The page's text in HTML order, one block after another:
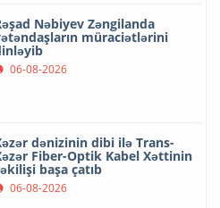
Nəbiyev Zəngilanda
müraciətlərini
06-08-2026
dənizinin dibi ilə Trans-
Fiber-Optik Kabel Xəttinin
başa çatıb
06-08-2026